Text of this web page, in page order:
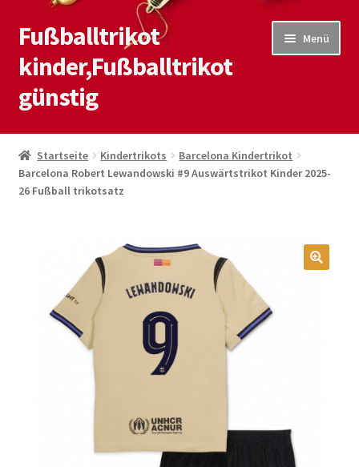
Zur
Navigation
springen
Zum
Inhalt
springen
Fußballtrikot
kinder,Fußballtrikot
günstig
Menü
Start
Blog
Kontaktiere uns
Mein Konto
Startseite – English
Startseite Kindertrikots
Barcelona Kindertrikot
Barcelona Robert Lewandowski #9 Auswärtstrikot Kinder 2025-
26 Fußball trikotsatz